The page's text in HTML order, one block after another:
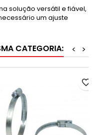
solução versátil e fiável,
um ajuste
CATEGORIA: >
<
favorite_border